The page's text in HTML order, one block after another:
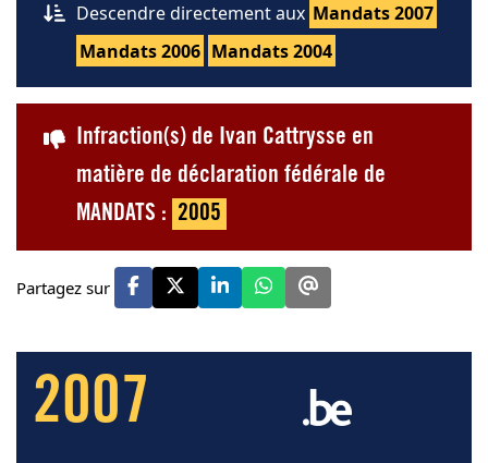
Descendre directement aux Mandats 2007
Mandats 2006 Mandats 2004
Infraction(s) de Ivan Cattrysse en
matière de déclaration fédérale de
MANDATS : 2005
Partagez sur
2007